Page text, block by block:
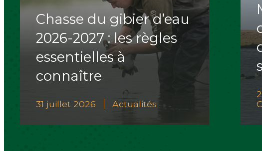
Chasse du gibier d’eau
2026-2027 : les règles
essentielles à
connaître
31 juillet 2026 Actualités